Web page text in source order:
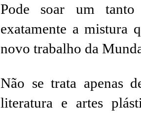
Pode soar um
exatamente a mistura
novo trabalho da
Não se trata apenas
literatura e artes